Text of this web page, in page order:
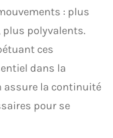
: plus
plus polyvalents.
ces
dans la
assure la continuité
pour se